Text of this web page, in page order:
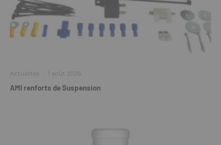
Actualités · 1 août 2026
AMI renforts de Suspension